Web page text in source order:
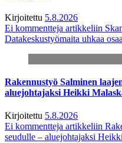
Kirjoitettu 5.8.2026
Ei kommentteja artikkeliin
Datakeskustyömaita uhkaa
Rakennustyö Salminen
aluejohtajaksi Heikki
Kirjoitettu 5.8.2026
Ei kommentteja artikkeliin
seudulle – aluejohtajaksi